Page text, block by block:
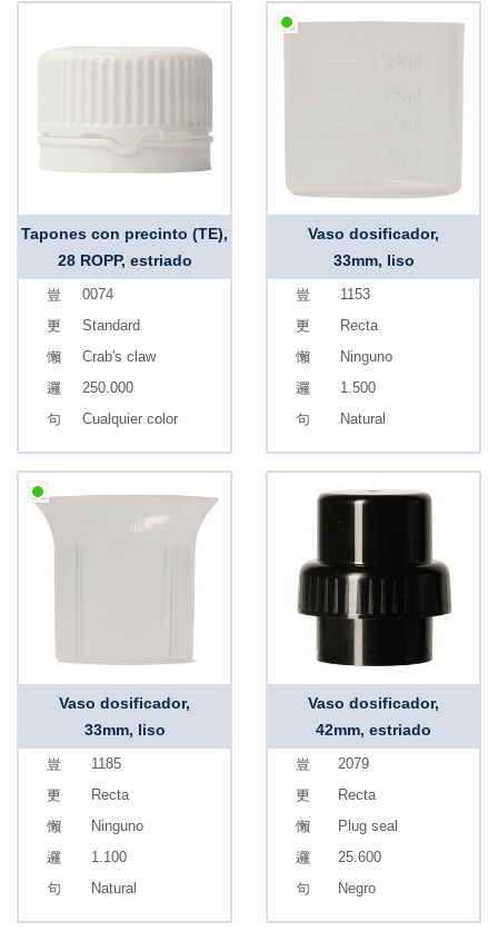
Tapones con precinto (TE),
28 ROPP, estriado
0074
Standard
Crab's claw
250.000
Cualquier color
Vaso dosificador,
33mm, liso
1153
Recta
Ninguno
1.500
Natural
Vaso dosificador,
33mm, liso
1185
Recta
Ninguno
1.100
Natural
Vaso dosificador,
42mm, estriado
2079
Recta
Plug seal
25.600
Negro